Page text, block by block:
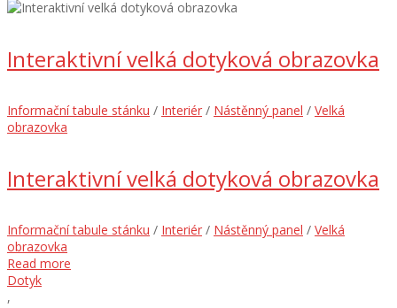
Interaktivní velká dotyková obrazovka
Informační tabule stánku / Interiér / Nástěnný panel / Velká
obrazovka
Interaktivní velká dotyková obrazovka
Informační tabule stánku / Interiér / Nástěnný panel / Velká
obrazovka
Read more
Dotyk
,